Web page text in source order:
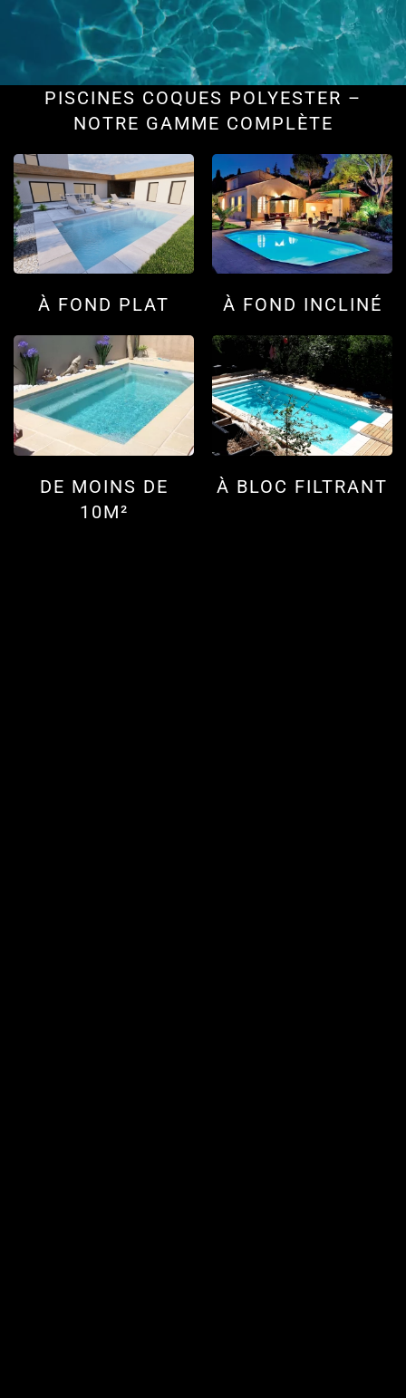
PISCINES COQUES POLYESTER –
NOTRE GAMME COMPLÈTE
À FOND PLAT À FOND INCLINÉ
DE MOINS DE
10M²
À BLOC FILTRANT